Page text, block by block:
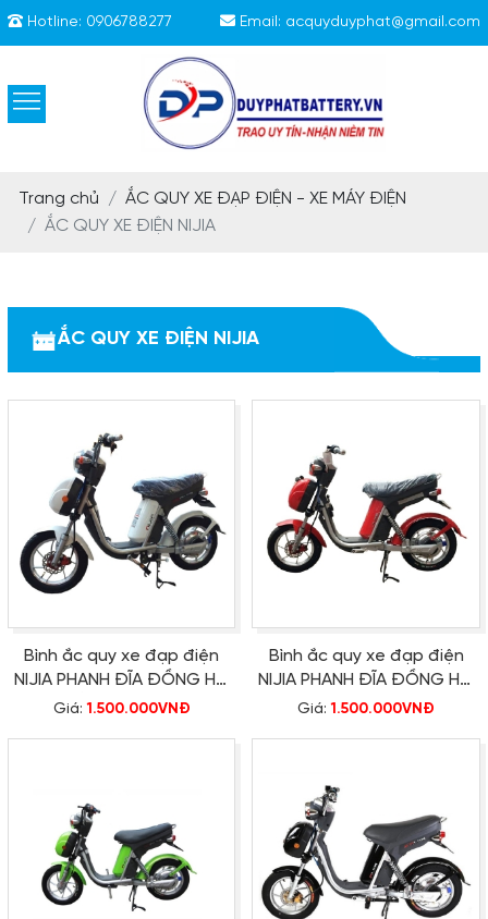
Hotline: 0906788277 Email: acquyduyphat@gmail.com
Trang chủ
ẮC QUY XE ĐẠP ĐIỆN - XE MÁY ĐIỆN
ẮC QUY XE ĐIỆN NIJIA
ẮC QUY XE ĐIỆN NIJIA
Bình ắc quy xe đạp điện
NIJIA PHANH ĐĨA ĐỒNG HỒ
ĐIỆN TỬ 2015 chính hãng
Giá:1.500.000VNĐ
Bình ắc quy xe đạp điện
NIJIA PHANH ĐĨA ĐỒNG HỒ
CƠ chính hãng
Giá:1.500.000VNĐ